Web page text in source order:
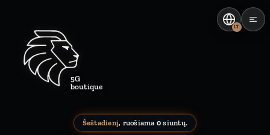
LT
5G
boutique
Šeštadienį, ruošiama 0 siuntų.